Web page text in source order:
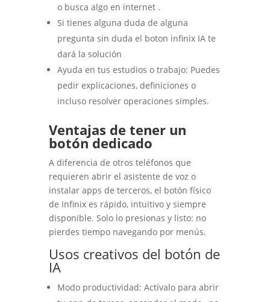
o busca algo en internet .
Si tienes alguna duda de alguna
pregunta sin duda el boton infinix IA te
dará la solución
Ayuda en tus estudios o trabajo: Puedes
pedir explicaciones, definiciones o
incluso resolver operaciones simples.
Ventajas de tener un
botón dedicado
A diferencia de otros teléfonos que
requieren abrir el asistente de voz o
instalar apps de terceros, el botón físico
de Infinix es rápido, intuitivo y siempre
disponible. Solo lo presionas y listo: no
pierdes tiempo navegando por menús.
Usos creativos del botón de
IA
Modo productividad: Actívalo para abrir